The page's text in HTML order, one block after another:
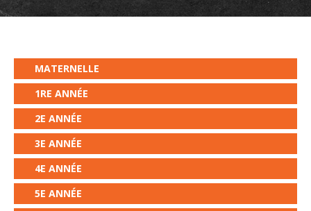
MATERNELLE
1RE ANNÉE
2E ANNÉE
3E ANNÉE
4E ANNÉE
5E ANNÉE